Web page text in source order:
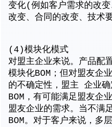
变化(例如客户需求的改
改变、合同的改变、技术
(4)模块化模式
对盟主企业来说。产品配
模块化BOM；但对盟友企
的不确定性，盟主 企业
BOM，有可能满足盟友企
盟友企业的需求。当不满
BOM。对于客户来说，多